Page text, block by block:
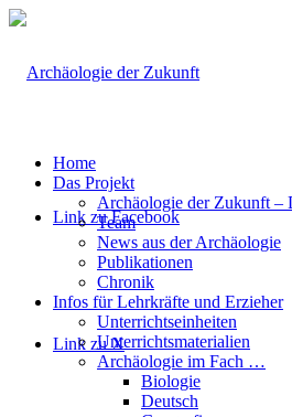
Link zu Facebook
Link zu X
Home
Das Projekt
Archäologie der Zukunft –
Team
News aus der Archäologie
Publikationen
Chronik
Infos für Lehrkräfte und Erzieher
Unterrichtseinheiten
Unterrichtsmaterialien
Archäologie im Fach …
Biologie
Deutsch